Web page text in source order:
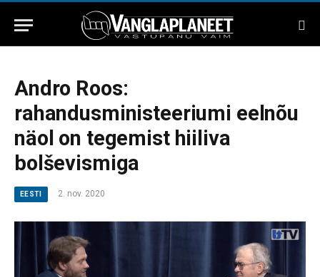
Andro Roos:
rahandusministeeriumi eelnõu
näol on tegemist hiiliva
bolševismiga
EESTI 2. nov. 2020